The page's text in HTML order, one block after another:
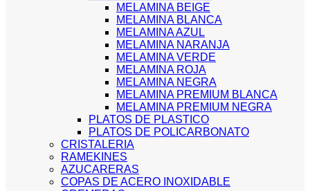
MELAMINA BEIGE
MELAMINA BLANCA
MELAMINA AZUL
MELAMINA NARANJA
MELAMINA VERDE
MELAMINA ROJA
MELAMINA NEGRA
MELAMINA PREMIUM BLANCA
MELAMINA PREMIUM NEGRA
PLATOS DE PLASTICO
PLATOS DE POLICARBONATO
CRISTALERIA
RAMEKINES
AZUCARERAS
COPAS DE ACERO INOXIDABLE